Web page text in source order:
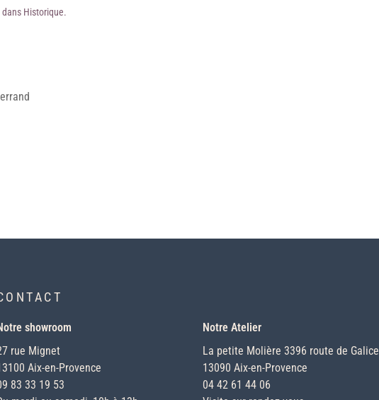
dans Historique.
showroom
rue Mignet
Aix-en-Provence
83 33 19 53
Notre Atelier
La petite Molière 3396 route de Galice
13090 Aix-en-Provence
04 42 61 44 06